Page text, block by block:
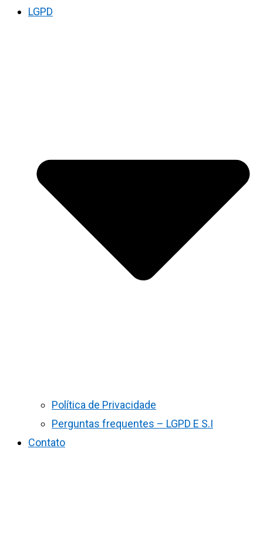
LGPD
Política de Privacidade
Perguntas frequentes – LGPD E S.I
Contato